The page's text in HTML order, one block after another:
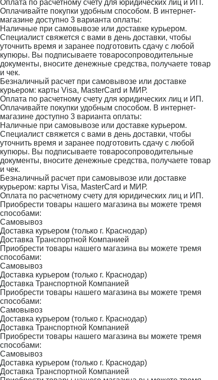
Оплата по расчетному счету для юридических лиц и ИП.
Оплачивайте покупки удобным способом. В интернет-
магазине доступно 3 варианта оплаты:
Наличные при самовывозе или доставке курьером.
Специалист свяжется с вами в день доставки, чтобы
уточнить время и заранее подготовить сдачу с любой
купюры. Вы подписываете товаросопроводительные
документы, вносите денежные средства, получаете товар
и чек.
Безналичный расчет при самовывозе или доставке
курьером: карты Visa, MasterCard и МИР.
Оплата по расчетному счету для юридических лиц и ИП.
Оплачивайте покупки удобным способом. В интернет-
магазине доступно 3 варианта оплаты:
Наличные при самовывозе или доставке курьером.
Специалист свяжется с вами в день доставки, чтобы
уточнить время и заранее подготовить сдачу с любой
купюры. Вы подписываете товаросопроводительные
документы, вносите денежные средства, получаете товар
и чек.
Безналичный расчет при самовывозе или доставке
курьером: карты Visa, MasterCard и МИР.
Оплата по расчетному счету для юридических лиц и ИП.
Приобрести товары нашего магазина вы можете тремя
способами:
Самовывоз
Доставка курьером (только г. Краснодар)
Доставка Транспортной Компанией
Приобрести товары нашего магазина вы можете тремя
способами:
Самовывоз
Доставка курьером (только г. Краснодар)
Доставка Транспортной Компанией
Приобрести товары нашего магазина вы можете тремя
способами:
Самовывоз
Доставка курьером (только г. Краснодар)
Доставка Транспортной Компанией
Приобрести товары нашего магазина вы можете тремя
способами:
Самовывоз
Доставка курьером (только г. Краснодар)
Доставка Транспортной Компанией